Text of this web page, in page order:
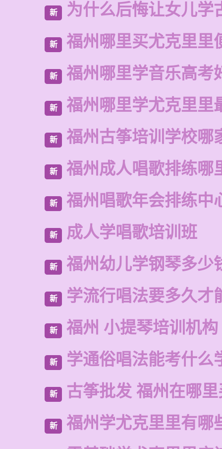
新 为什么后悔让女儿学
新 福州哪里买尤克里里
新 福州哪里学音乐高考
新 福州哪里学尤克里里
新 福州古筝培训学校哪
新 福州成人唱歌排练哪
新 福州唱歌年会排练中
新 成人学唱歌培训班
新 福州幼儿学钢琴多少
新 学流行唱法要多久才
新 福州 小提琴培训机构
新 学通俗唱法能考什么
新 古筝批发 福州在哪
新
福州学尤克里里有哪